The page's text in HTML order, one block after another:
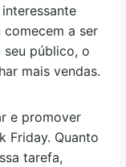
a ser
seu público, o
mais vendas.
e promover
Friday. Quanto
tarefa,